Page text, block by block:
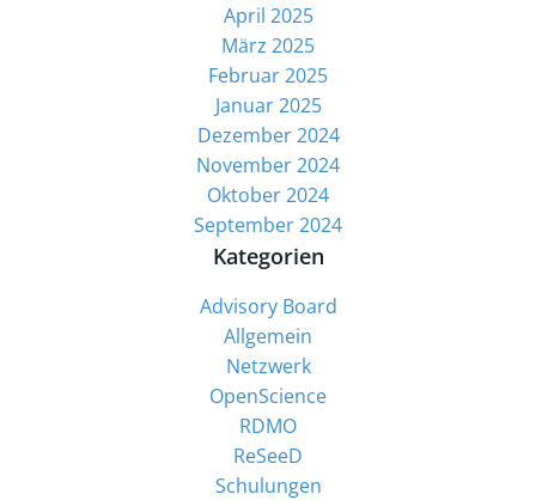
April 2025
März 2025
Februar 2025
Januar 2025
Dezember 2024
November 2024
Oktober 2024
September 2024
Kategorien
Advisory Board
Allgemein
Netzwerk
OpenScience
RDMO
ReSeeD
Schulungen